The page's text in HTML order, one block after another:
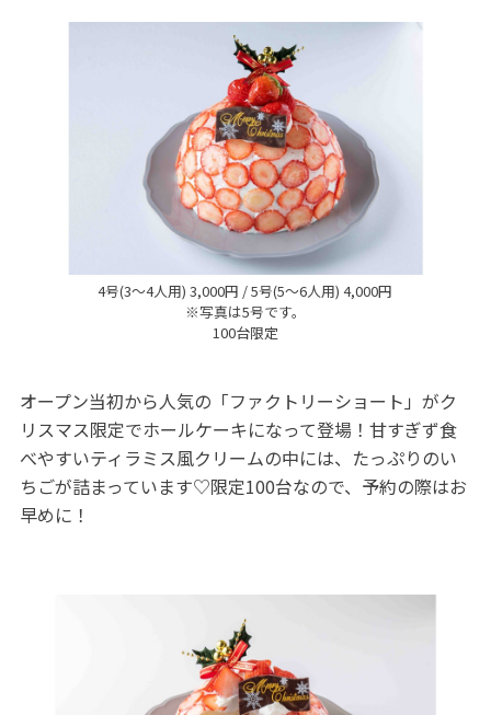
4号(3～4人用) 3,000円 / 5号(5～6人用) 4,000円
※写真は5号です。
100台限定
オープン当初から人気の「ファクトリーショート」がク
リスマス限定でホールケーキになって登場！甘すぎず食
べやすいティラミス風クリームの中には、たっぷりのい
ちごが詰まっています♡限定100台なので、予約の際はお
早めに！